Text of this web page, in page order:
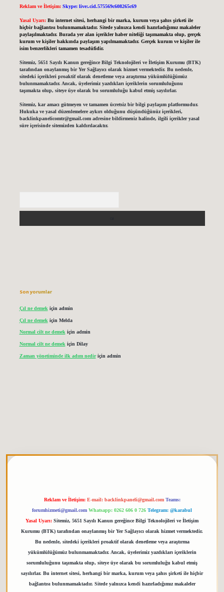
Reklam ve İletişim: Skype: live:.cid.575569c608265c69
Yasal Uyarı: Bu internet sitesi, herhangi bir marka, kurum veya şahıs şirketi ile
hiçbir bağlantısı bulunmamaktadır. Sitede yalnızca kendi hazırladığımız makaleler
paylaşılmaktadır. Burada yer alan içerikler haber niteliği taşımamakta olup, gerçek
kurum ve kişiler hakkında paylaşım yapılmamaktadır. Gerçek kurum ve kişiler ile
isim benzerlikleri tamamen tesadüfidir.
Sitemiz, 5651 Sayılı Kanun gereğince Bilgi Teknolojileri ve İletişim Kurumu (BTK)
tarafından onaylanmış bir Yer Sağlayıcı olarak hizmet vermektedir. Bu nedenle,
sitedeki içerikleri proaktif olarak denetleme veya araştırma yükümlülüğümüz
bulunmamaktadır. Ancak, üyelerimiz yazdıkları içeriklerin sorumluluğunu
taşımakta olup, siteye üye olarak bu sorumluluğu kabul etmiş sayılırlar.
Sitemiz, kar amacı gütmeyen ve tamamen ücretsiz bir bilgi paylaşım platformudur.
Hukuka ve yasal düzenlemelere aykırı olduğunu düşündüğünüz içerikleri,
backlinkpanelicomtr@gmail.comadresine bildirmeniz halinde, ilgili içerikler yasal
süre içerisinde sitemizden kaldırılacaktır.
Son yorumlar
Çıl ne demek için admin
Çıl ne demek için Melda
Normal cilt ne demekiçin admin
Normal cilt ne demek için Dilay
Zaman yönetiminde ilk adım nediriçin admin
Reklam ve İletişim: E-mail: backlinkpaneli@gmail.com Teams:
forumhizmeti@gmail.com Whatsapp: 0262 606 0 726 Telegram: @karabul
Yasal Uyarı: Sitemiz, 5651 Sayılı Kanun gereğince Bilgi Teknolojileri ve İletişim
Kurumu (BTK) tarafından onaylanmış bir Yer Sağlayıcı olarak hizmet vermektedir.
Bu nedenle, sitedeki içerikleri proaktif olarak denetleme veya araştırma
yükümlülüğümüz bulunmamaktadır. Ancak, üyelerimiz yazdıkları içeriklerin
sorumluluğunu taşımakta olup, siteye üye olarak bu sorumluluğu kabul etmiş
sayılırlar. Bu internet sitesi, herhangi bir marka, kurum veya şahıs şirketi ile hiçbir
bağlantısı bulunmamaktadır. Sitede yalnızca kendi hazırladığımız makaleler